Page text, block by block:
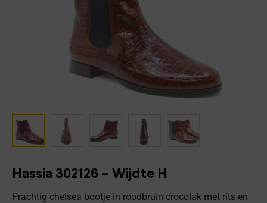
Hassia 302126 – Wijdte H
Prachtig chelsea bootje in roodbruin crocolak met rits en